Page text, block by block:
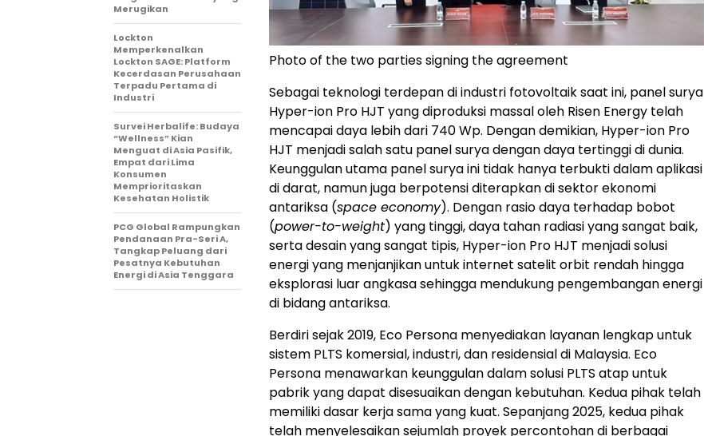
Photo of the two parties signing the agreement
Sebagai teknologi terdepan di industri fotovoltaik saat ini, panel surya
Hyper-ion Pro HJT yang diproduksi massal oleh Risen Energy telah
mencapai daya lebih dari 740 Wp. Dengan demikian, Hyper-ion Pro
HJT menjadi salah satu panel surya dengan daya tertinggi di dunia.
Keunggulan utama panel surya ini tidak hanya terbukti dalam aplikasi
di darat, namun juga berpotensi diterapkan di sektor ekonomi
antariksa (space economy). Dengan rasio daya terhadap bobot
(power-to-weight) yang tinggi, daya tahan radiasi yang sangat baik,
serta desain yang sangat tipis, Hyper-ion Pro HJT menjadi solusi
energi yang menjanjikan untuk internet satelit orbit rendah hingga
eksplorasi luar angkasa sehingga mendukung pengembangan energi
di bidang antariksa.
Berdiri sejak 2019, Eco Persona menyediakan layanan lengkap untuk
sistem PLTS komersial, industri, dan residensial di Malaysia. Eco
Persona menawarkan keunggulan dalam solusi PLTS atap untuk
pabrik yang dapat disesuaikan dengan kebutuhan. Kedua pihak telah
memiliki dasar kerja sama yang kuat. Sepanjang 2025, kedua pihak
telah menyelesaikan sejumlah proyek percontohan di berbagai
Merugikan
Lockton
Memperkenalkan
Lockton SAGE: Platform
Kecerdasan Perusahaan
Terpadu Pertama di
Industri
Survei Herbalife: Budaya
“Wellness” Kian
Menguat di Asia Pasifik,
Empat dari Lima
Konsumen
Memprioritaskan
Kesehatan Holistik
PCG Global Rampungkan
Pendanaan Pra-Seri A,
Tangkap Peluang dari
Pesatnya Kebutuhan
Energi di Asia Tenggara